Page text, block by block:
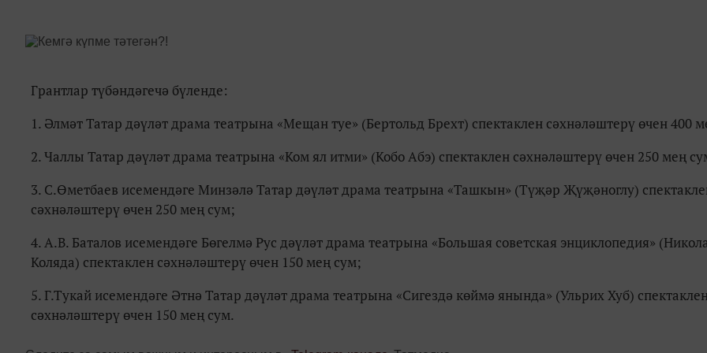
Грантлар түбәндәгечә бүленде:
1. Әлмәт Татар дәүләт драма театрына «Мещан туе» (Бертольд Брехт) спектаклен сәхнәләштерү өчен 400
2. Чаллы Татар дәүләт драма театрына «Ком ял итми» (Кобо Абэ) спектаклен сәхнәләштерү өчен 250 мең
3. С.Өметбаев исемендәге Минзәлә Татар дәүләт драма театрына «Ташкын» (Түҗәр Җүҗәноглу)
сәхнәләштерү өчен 250 мең сум;
4. А.В. Баталов исемендәге Бөгелмә Рус дәүләт драма театрына «Большая советская энциклопедия»
Коляда) спектаклен сәхнәләштерү өчен 150 мең сум;
5. Г.Тукай исемендәге Әтнә Татар дәүләт драма театрына «Сигездә көймә янында» (Ульрих Хуб)
сәхнәләштерү өчен 150 мең сум.